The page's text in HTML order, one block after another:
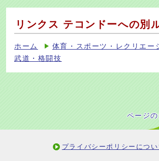
リンクス テコンドーへの別
ホーム
体育・スポーツ・レクリエー
武道・格闘技
ページ
プライバシーポリシーについ